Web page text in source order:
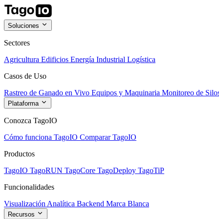
Soluciones
Sectores
Agricultura Edificios Energía Industrial Logística
Casos de Uso
Rastreo de Ganado en Vivo Equipos y Maquinaria Monitoreo de
Plataforma
Conozca TagoIO
Cómo funciona TagoIO Comparar TagoIO
Productos
TagoIO TagoRUN TagoCore TagoDeploy TagoTiP
Funcionalidades
Visualización Analítica Backend Marca Blanca
Recursos